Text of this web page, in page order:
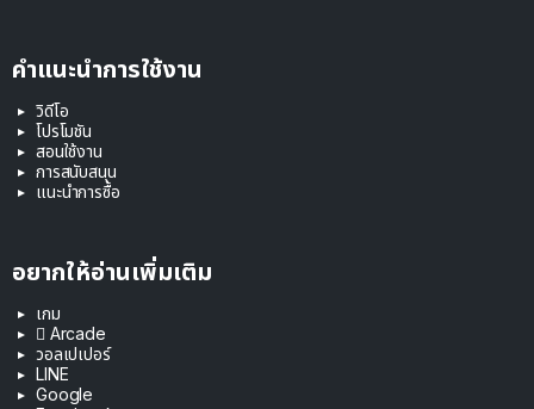
คำแนะนำการใช้งาน
วิดีโอ
โปรโมชัน
สอนใช้งาน
การสนับสนุน
แนะนำการซื้อ
อยากให้อ่านเพิ่มเติม
เกม
 Arcade
วอลเปเปอร์
LINE
Google